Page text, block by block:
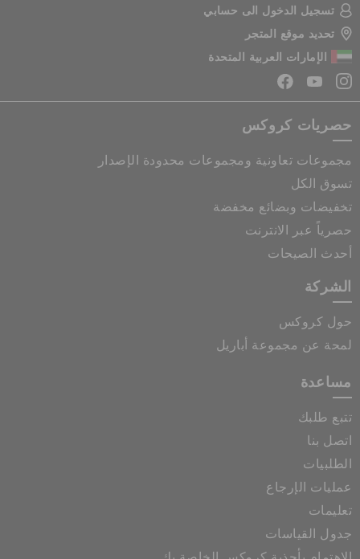
تسجيل الدخول الى حسابي
تحديد موقع المتجر
الإمارات العربية المتحدة
حصريات كروكس
مجموعات تعاونية ومجموعات محدودة الإصدار
تسوق الكل
تخفيضات وبضائع مخفضة
حصرياً عبر الانترنت
أحدث الصيحات
الشركة
حول كروكس
لمحة عن مجموعة أباريل
مساعدة
تتبع طلبك
اتصل بنا
الطلبيات
عمليات الإرجاع
تعليمات
جدول القياسات